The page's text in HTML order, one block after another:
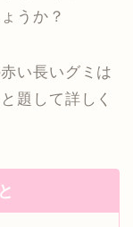
うか？
い長いグミは
題して詳しく